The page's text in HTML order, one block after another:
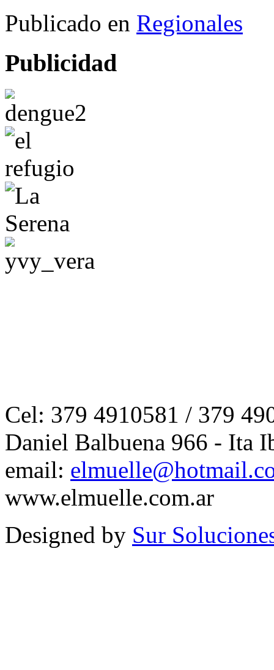
Publicado en Regionales
Publicidad
Cel: 379 4910581 / 379
Daniel Balbuena 966 - Ita
email:
www.elmuelle.com.ar
Designed by Sur